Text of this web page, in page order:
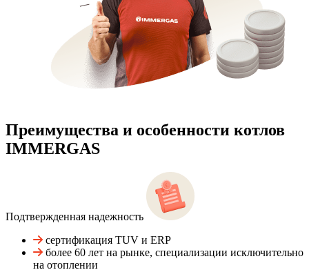
Преимущества и особенности котлов
IMMERGAS
Подтвержденная надежность
сертификация TUV и ERP
более 60 лет на рынке, специализации исключительно
на отоплении